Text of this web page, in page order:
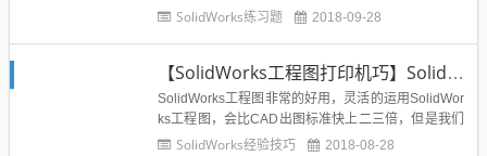
零件或者装配体为大家介绍设计中常用件的工程图的
图为主展示零部件...
SolidWorks练习题 2018-09-28
【SolidWorks工程图打印机巧】SolidWorks如何快速批量打印工程图？
SolidWorks工程图非常的好用，灵活的运用SolidWor
ks工程图，会比CAD出图标准快上二三倍，但是我们
出了很多工程图要是一张一张打印，显得有点多，劳
SolidWorks经验技巧 2018-08-28